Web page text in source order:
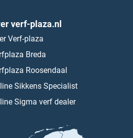
verf-plaza.nl
Verf-plaza
Breda
Roosendaal
Sikkens Specialist
Sigma verf dealer